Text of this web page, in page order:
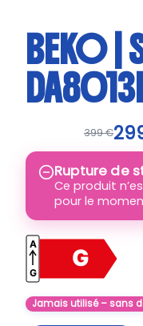
BEKO
399€
Rupture de
Ce produit
pour le
Jamais utilisé – sans